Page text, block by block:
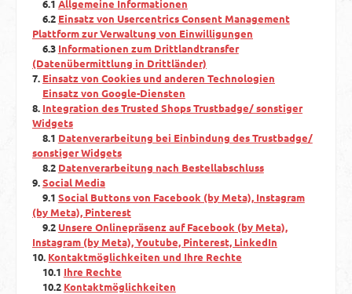
6.1 Allgemeine Informationen
6.2 Einsatz von Usercentrics Consent Management
Plattform zur Verwaltung von Einwilligungen
6.3 Informationen zum Drittlandtransfer
(Datenübermittlung in Drittländer)
7. Einsatz von Cookies und anderen Technologien
Einsatz von Google-Diensten
8. Integration des Trusted Shops Trustbadge/ sonstiger
Widgets
8.1 Datenverarbeitung bei Einbindung des Trustbadge/
sonstiger Widgets
8.2 Datenverarbeitung nach Bestellabschluss
9.Social Media
9.1 Social Buttons von Facebook (by Meta), Instagram
(by Meta), Pinterest
9.2 Unsere Onlinepräsenz auf Facebook (by Meta),
Instagram (by Meta), Youtube, Pinterest, LinkedIn
10. Kontaktmöglichkeiten und Ihre Rechte
10.1 Ihre Rechte
10.2 Kontaktmöglichkeiten